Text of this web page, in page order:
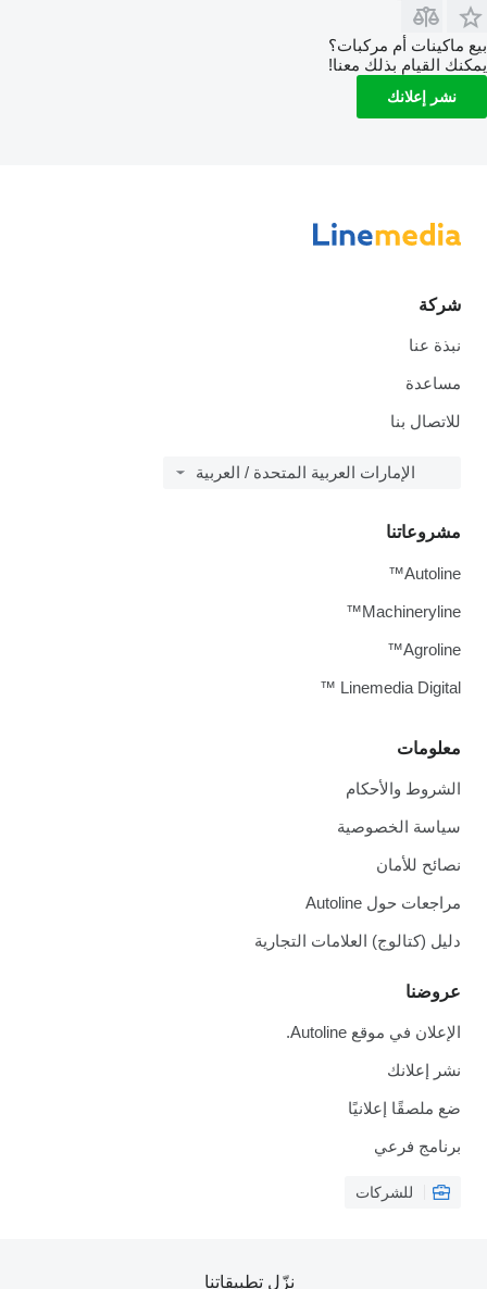
بيع ماكينات أم مركبات؟
يمكنك القيام بذلك معنا!
نشر إعلانك
شركة
نبذة عنا
مساعدة
للاتصال بنا
الإمارات العربية المتحدة / العربية
معلومات
الشروط والأحكام
سياسة الخصوصية
نصائح للأمان
مراجعات حول Autoline
دليل (كتالوج) العلامات التجارية
عروضنا
الإعلان في موقع Autoline.
نشر إعلانك
ضع ملصقًا إعلانيًا
برنامج فرعي
للشركات
مشروعاتنا
Autoline™
Machineryline™
Agroline™
Linemedia Digital ™
نزّل تطبيقاتنا